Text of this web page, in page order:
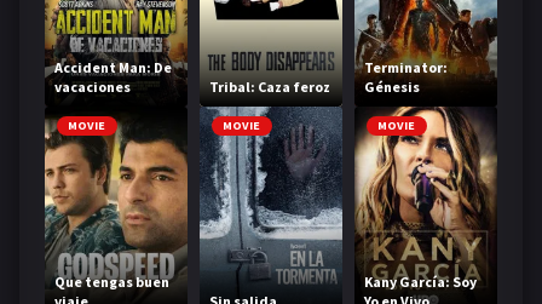
Accident Man: De
vacaciones
Tribal: Caza feroz
Terminator:
Génesis
MOVIE
Que tengas buen
MOVIE MOVIE
Kany García: Soy